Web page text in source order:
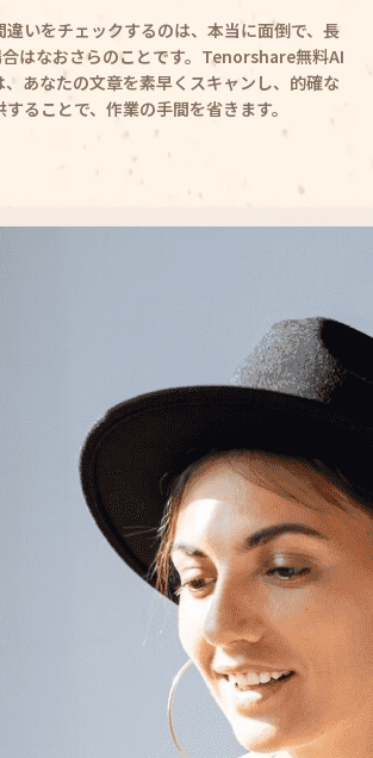
いをチェックするのは、本当に面倒で、長
はなおさらのことです。Tenorshare無料AI
あなたの文章を素早くスキャンし、的確な
ることで、作業の手間を省きます。